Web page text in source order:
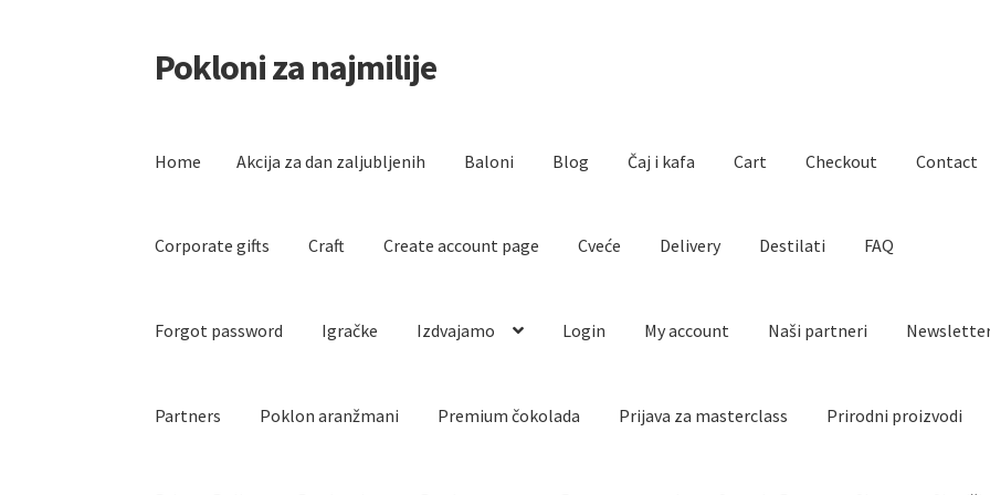
Skip
to
Skip
to
Pokloni za najmilije
Home Akcija za dan zaljubljenih Baloni Blog Čaj i kafa Cart Checkout Contact
Corporate gifts Craft Create account page Cveće Delivery Destilati FAQ
Forgot password Igračke Izdvajamo Login My account Naši partneri
Partners Poklon aranžmani Premium čokolada Prijava za masterclass Prirodni proizvodi